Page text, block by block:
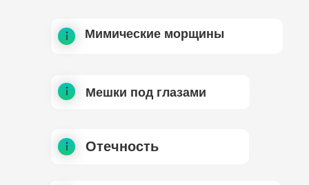
Мимические морщины
Мешки под глазами
Отечность